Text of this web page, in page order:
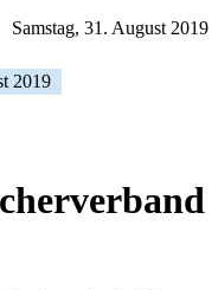
Samstag, 31. August 2019
2019